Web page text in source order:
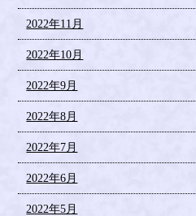
2022年11月
2022年10月
2022年9月
2022年8月
2022年7月
2022年6月
2022年5月